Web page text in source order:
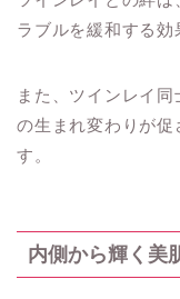
ラブルを緩和する効
また、ツインレイ
の生まれ変わりが
す。
内側から輝く美